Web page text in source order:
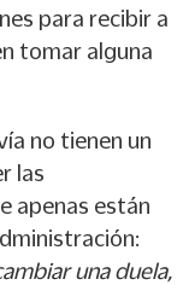
para recibir a
tomar alguna
no tienen un
las
apenas están
una duela,